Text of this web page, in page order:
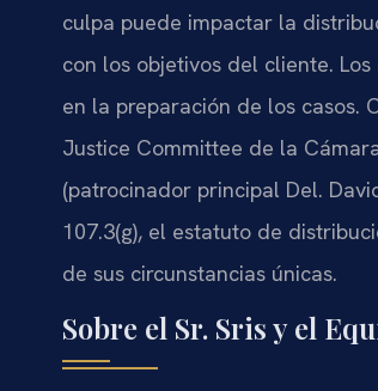
culpa puede impactar la
con los objetivos del cliente.
en la preparación de los casos.
Justice Committee de la
(patrocinador principal Del.
107.3(g), el estatuto de
de sus circunstancias únicas.
Sobre el Sr. Sris y el